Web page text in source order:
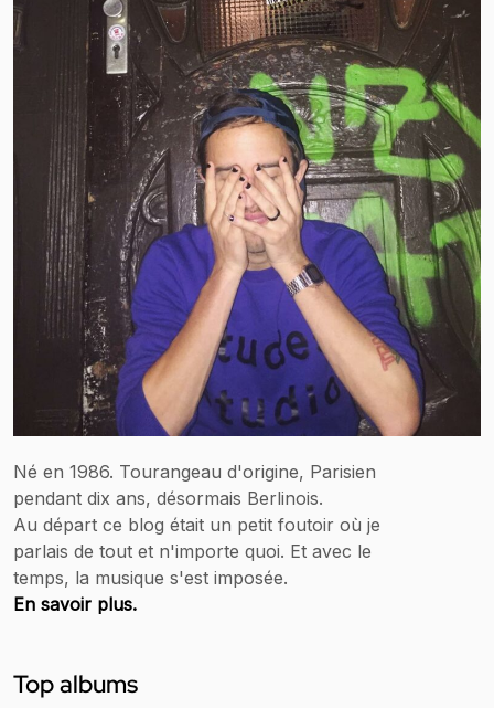
Né en 1986. Tourangeau d'origine, Parisien
pendant dix ans, désormais Berlinois.
Au départ ce blog était un petit foutoir où je
parlais de tout et n'importe quoi. Et avec le
temps, la musique s'est imposée.
En savoir plus.
Top albums